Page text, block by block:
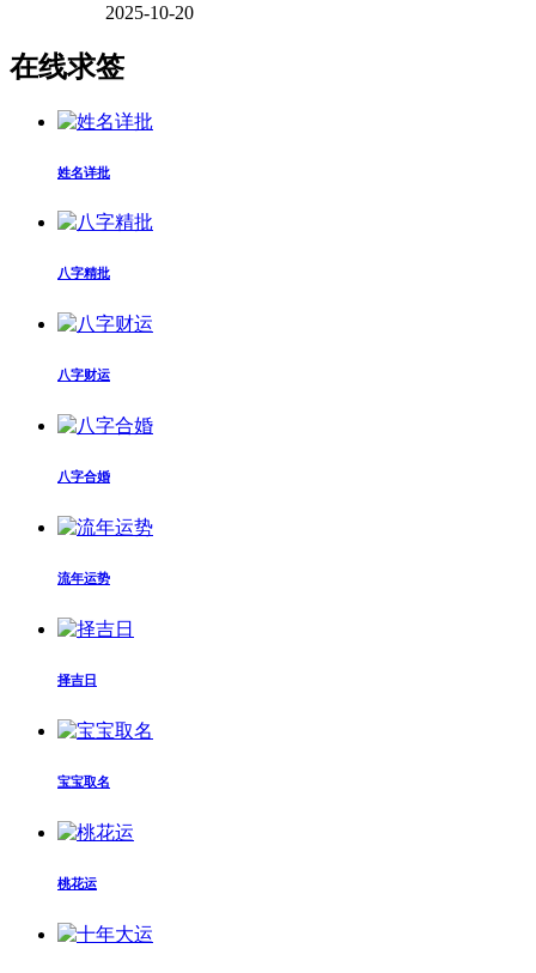
2025-10-20
在线求签
姓名详批
八字精批
八字财运
八字合婚
流年运势
择吉日
宝宝取名
桃花运